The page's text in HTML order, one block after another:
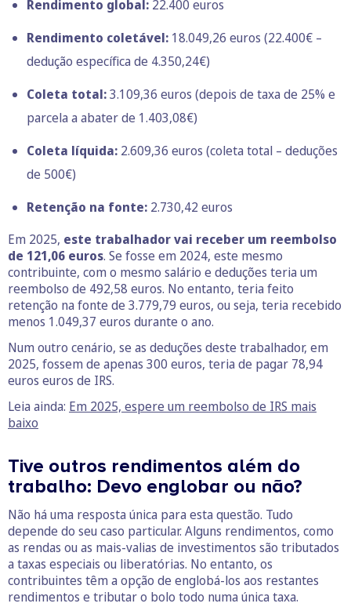
Rendimento global: 22.400 euros
Rendimento coletável: 18.049,26 euros (22.400€ –
dedução específica de 4.350,24€)
Coleta total:3.109,36 euros (depois de taxa de 25% e
parcela a abater de 1.403,08€)
Coleta líquida: 2.609,36 euros (coleta total – deduções
de 500€)
Retenção na fonte: 2.730,42 euros
Em 2025, este trabalhador vai receber um reembolso
de 121,06 euros. Se fosse em 2024, este mesmo
contribuinte, com o mesmo salário e deduções teria um
reembolso de 492,58 euros. No entanto, teria feito
retenção na fonte de 3.779,79 euros, ou seja, teria recebido
menos 1.049,37 euros durante o ano.
Num outro cenário, se as deduções deste trabalhador, em
2025, fossem de apenas 300 euros, teria de pagar 78,94
euros euros de IRS.
Leia ainda: Em 2025, espere um reembolso de IRS mais
baixo
Tive outros rendimentos além do
trabalho: Devo englobar ou não?
Não há uma resposta única para esta questão. Tudo
depende do seu caso particular. Alguns rendimentos, como
as rendas ou as mais-valias de investimentos são tributados
a taxas especiais ou liberatórias. No entanto, os
contribuintes têm a opção de englobá-los aos restantes
rendimentos e tributar o bolo todo numa única taxa.